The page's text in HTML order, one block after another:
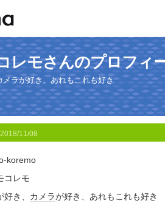
レモさんのプロフィ
メラが好き、あれもこれも好き
2018/11/08
koremo
コレモ
好き、 カメラが好き、あれもこれも好き